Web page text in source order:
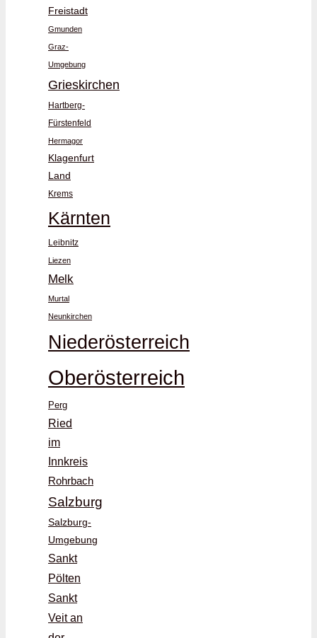
Freistadt
Gmunden
Graz-
Umgebung
Grieskirchen
Hartberg-
Fürstenfeld
Hermagor
Klagenfurt
Land
Krems
Kärnten
Leibnitz
Liezen
Melk
Murtal
Neunkirchen
Niederösterreich
Oberösterreich
Perg
Ried
im
Innkreis
Rohrbach
Salzburg
Salzburg-
Umgebung
Sankt
Pölten
Sankt
Veit an